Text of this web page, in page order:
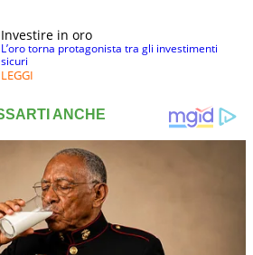
Investire in oro
L’oro torna protagonista tra gli investimenti
sicuri
LEGGI